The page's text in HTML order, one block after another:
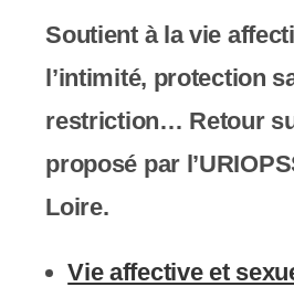
Soutient à la vie a
l’intimité, protection
restriction… Retour
proposé par
Loire.
Vie affective et